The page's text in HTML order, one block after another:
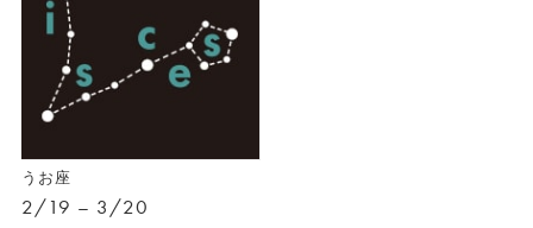
うお座
2/19 – 3/20